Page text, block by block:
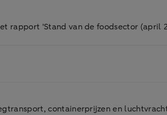
rapport 'Stand van de foodsector (april
containerprijzen en